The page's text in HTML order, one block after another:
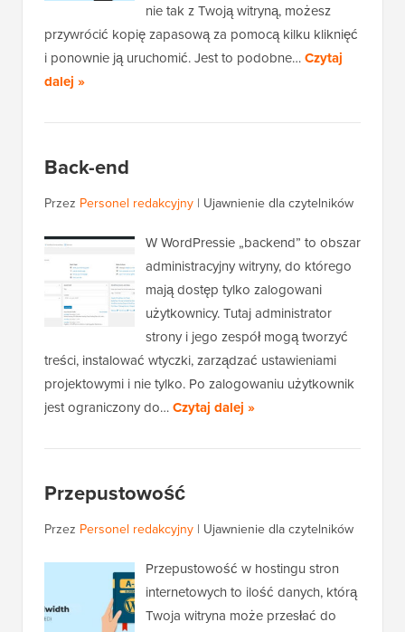
nie tak z Twoją witryną, możesz
przywrócić kopię zapasową za pomocą kilku kliknięć
i ponownie ją uruchomić. Jest to podobne…Czytaj
dalej »
Back-end
Przez Personel redakcyjny | Ujawnienie dla czytelników
W WordPressie „backend” to obszar
administracyjny witryny, do którego
mają dostęp tylko zalogowani
użytkownicy. Tutaj administrator
strony i jego zespół mogą tworzyć
treści, instalować wtyczki, zarządzać ustawieniami
projektowymi i nie tylko. Po zalogowaniu użytkownik
jest ograniczony do…Czytaj dalej »
Przepustowość
Przez Personel redakcyjny | Ujawnienie dla czytelników
Przepustowość w hostingu stron
internetowych to ilość danych, którą
Twoja witryna może przesłać do